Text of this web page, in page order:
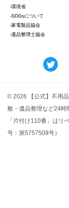
-環境省
-SDGsについて
-家電製品協会
-遺品整理士協会
© 2026 【公式】不用
敷・遺品整理など24時
「片付け110番」はリ
号：第5757509号）